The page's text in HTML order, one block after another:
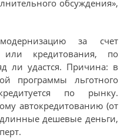
обсуждения»,
за счет
или кредитования, по
ли удастся. Причина: в
программы льготного
по рынку.
автокредитованию (от
дешевые деньги,